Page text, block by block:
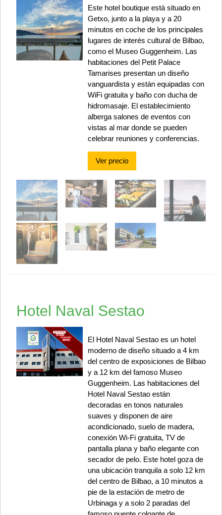
Este hotel boutique está situado en
Getxo, junto a la playa y a 20
minutos en coche de los principales
lugares de interés cultural de Bilbao,
como el Museo Guggenheim. Las
habitaciones del Petit Palace
Tamarises presentan un diseño
vanguardista y están equipadas con
WiFi gratuita y baño con ducha de
hidromasaje. El establecimiento
alberga salones de eventos con
vistas al mar donde se pueden
celebrar reuniones y conferencias.
Ver precio
Hotel Naval Sestao
El Hotel Naval Sestao es un hotel
moderno de diseño situado a 4 km
del centro de exposiciones de Bilbao
y a 12 km del famoso Museo
Guggenheim. Las habitaciones del
Hotel Naval Sestao están
decoradas en tonos naturales
suaves y disponen de aire
acondicionado, suelo de madera,
conexión Wi-Fi gratuita, TV de
pantalla plana y baño elegante con
secador de pelo. Este hotel goza de
una ubicación tranquila a solo 12 km
del centro de Bilbao, a 10 minutos a
pie de la estación de metro de
Urbinaga y a solo 2 paradas del